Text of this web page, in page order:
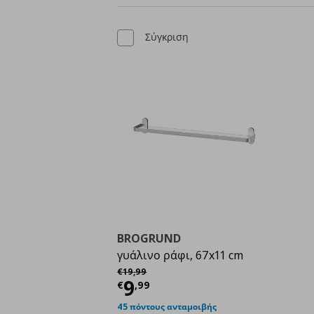
Σύγκριση
BROGRUND
γυάλινο ράφι, 67x11 cm
€19,99
Αρχική τιμή
€9,99
Τρέχουσα τιμή
45 πόντους ανταμοιβής